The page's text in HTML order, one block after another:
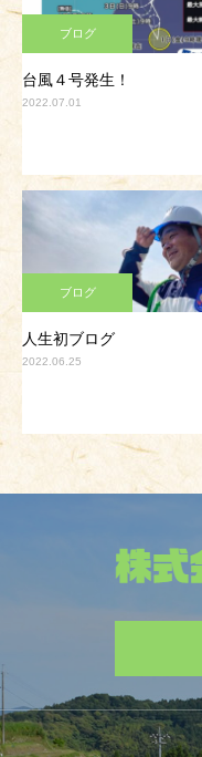
ブログ
台風４号発生！
2022.07.01
ブログ
人生初ブログ
2022.06.25